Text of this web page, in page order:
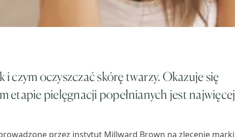
i czym oczyszczać skórę twarzy. Okazuje się
etapie pielęgnacji popełnianych jest najwięcej
przez instytut Millward Brown na zlecenie marki